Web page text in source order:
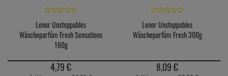
Lenor Unstoppables
Wäscheparfüm Fresh Sensations
160g
4,79€
Lenor Unstoppables
Wäscheparfüm Fresh 300g
8,09€